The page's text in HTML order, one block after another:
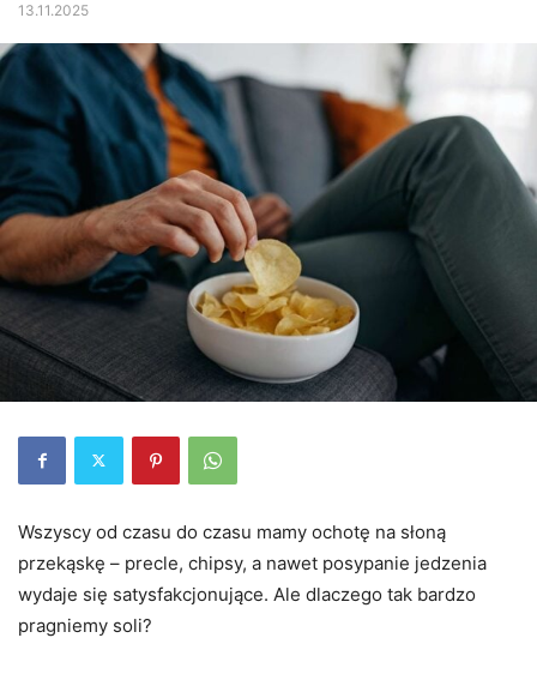
13.11.2025
Wszyscy od czasu do czasu mamy ochotę na słoną
przekąskę – precle, chipsy, a nawet posypanie jedzenia
wydaje się satysfakcjonujące. Ale dlaczego tak bardzo
pragniemy soli?